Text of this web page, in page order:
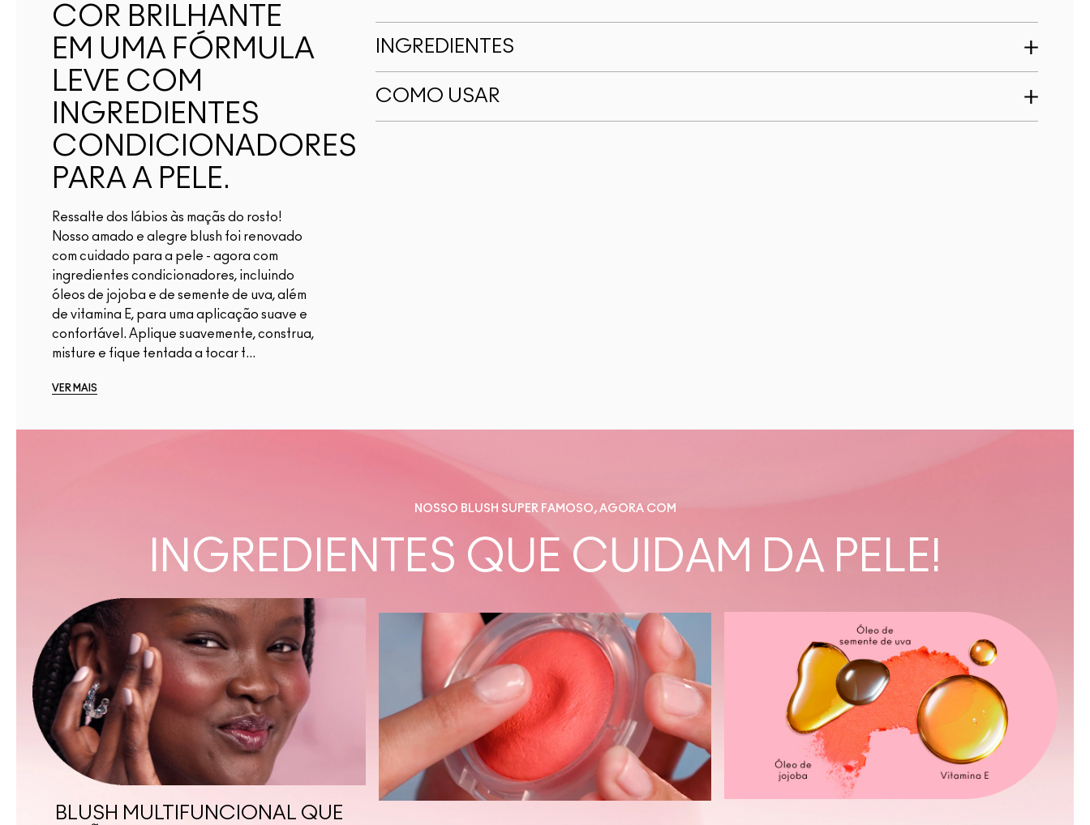
COR BRILHANTE
EM UMA FÓRMULA
LEVE COM
INGREDIENTES
CONDICIONADORES
PARA A PELE.
Ressalte dos lábios às maçãs do rosto!
Nosso amado e alegre blush foi renovado
com cuidado para a pele - agora com
ingredientes condicionadores, incluindo
óleos de jojoba e de semente de uva, além
de vitamina E, para uma aplicação suave e
confortável. Aplique suavemente, construa,
misture e fique tentada a tocar t...
VER MAIS
INGREDIENTES
COMO USAR
NOSSO BLUSH SUPER FAMOSO, AGORA COM
INGREDIENTES QUE CUIDAM DA PELE!
BLUSH MULTIFUNCIONAL QUE